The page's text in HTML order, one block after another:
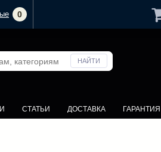
СТАТЬИ ДОСТАВКА ГАРАНТИЯ
0